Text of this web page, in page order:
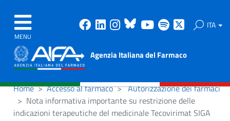
MENU
Facebook
Linkedin
Instagram
Bluesky
Youtube
Spotify ITA
Agenzia Italiana del Farmaco
Home Accesso al farmaco
Autorizzazione dei farmaci
Nota informativa importante su restrizione delle
indicazioni terapeutiche del medicinale Tecovirimat SIGA